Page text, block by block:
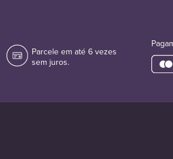
Parcele em até 6 vezes
sem juros.